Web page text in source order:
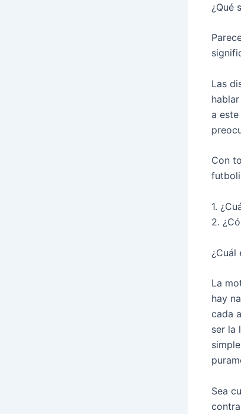
¿Qué
Las
a
Con
1.
2.
¿Cuál
La
hay
cada
ser la
Sea